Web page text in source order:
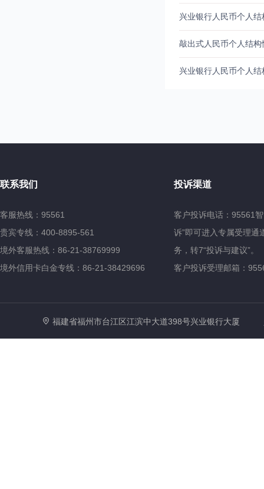
兴业银行人民币个人
敲出式人民币个人结
兴业银行人民币个人
联系我们
客服热线：95561
贵宾专线：400-8895-561
境外客服热线：86-21-38769999
境外信用卡白金专线：86-21-38429696
投诉渠道
客户投诉电话：95561
诉”即可进入专属受理通
务，转7“投诉与建议”。
客户投诉受理邮箱：
福建省福州市台江区江滨中大道398号兴业银行大厦